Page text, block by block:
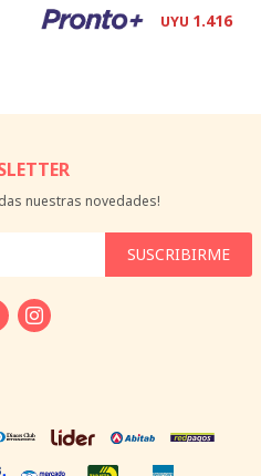
UYU 1.416
nuestras novedades!
SUSCRIBIRME
